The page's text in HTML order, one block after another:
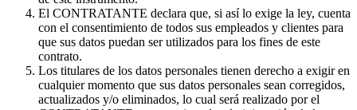
El CONTRATANTE declara que, si así lo exige la ley, cuenta
con el consentimiento de todos sus empleados y clientes para
que sus datos puedan ser utilizados para los fines de este
contrato.
Los titulares de los datos personales tienen derecho a exigir en
cualquier momento que sus datos personales sean corregidos,
actualizados y/o eliminados, lo cual será realizado por el